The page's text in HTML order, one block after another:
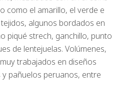
como el amarillo, el verde e
algunos bordados en
piqué strech, ganchillo, punto
de lentejuelas. Volúmenes,
trabajados en diseños
pañuelos peruanos, entre